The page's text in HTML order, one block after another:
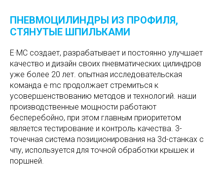
ПНЕВМОЦИЛИНДРЫ ИЗ ПРОФИЛЯ,
СТЯНУТЫЕ ШПИЛЬКАМИ
E·MC создает, разрабатывает и постоянно улучшает
качество и дизайн своих пневматических цилиндров
уже более 20 лет. опытная исследовательская
команда e·mc продолжает стремиться к
усовершенствованию методов и технологий. наши
производственные мощности работают
бесперебойно, при этом главным приоритетом
является тестирование и контроль качества. 3-
точечная система позиционирования на 3d-станках с
чпу, используется для точной обработки крышек и
поршней.